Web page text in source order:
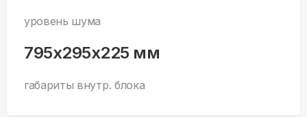
уровень шума
795x295x225 мм
габариты внутр. блока